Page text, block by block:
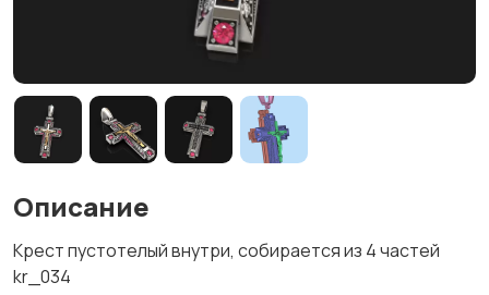
Описание
Крест пустотелый внутри, собирается из 4 частей
kr_034